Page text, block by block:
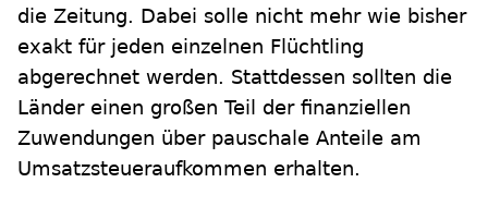
die Zeitung. Dabei solle nicht mehr wie bisher
exakt für jeden einzelnen Flüchtling
abgerechnet werden. Stattdessen sollten die
Länder einen großen Teil der finanziellen
Zuwendungen über pauschale Anteile am
Umsatzsteueraufkommen erhalten.